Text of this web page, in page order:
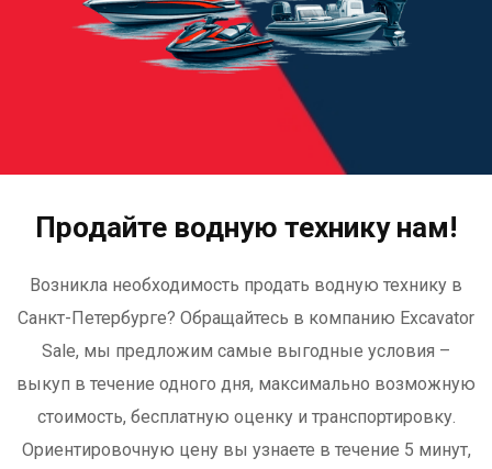
Продайте водную технику нам!
Возникла необходимость продать водную технику в
Санкт-Петербурге? Обращайтесь в компанию Excavator
Sale, мы предложим самые выгодные условия –
выкуп в течение одного дня, максимально возможную
стоимость, бесплатную оценку и транспортировку.
Ориентировочную цену вы узнаете в течение 5 минут,